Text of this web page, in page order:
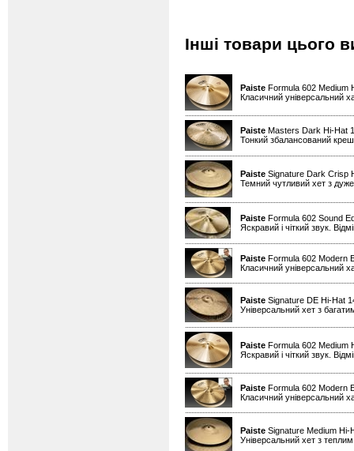
Інші товари цього
Paiste Formula 602 Medium
Класичний універсальний
Paiste Masters Dark Hi-Hat
Тонкий збалансований креш
Paiste Signature Dark Crisp
Темний чутливий хет з
Paiste Formula 602 Sound
Яскравий і чіткий звук.
Paiste Formula 602 Modern
Класичний універсальний
Paiste Signature DE Hi-Hat
Універсальний хет з
Paiste Formula 602 Medium
Яскравий і чіткий звук.
Paiste Formula 602 Modern
Класичний універсальний
Paiste Signature Medium Hi-
Універсальний хет з